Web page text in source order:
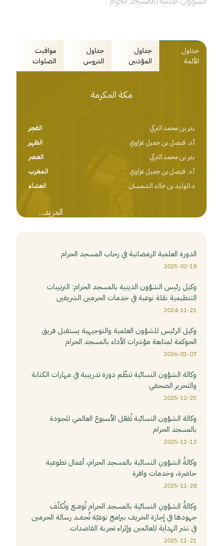
جداول
الأئمة
جداول
المؤذنين
جداول
الدروس
مواقيت
الصلوات
مكة المكرمة
بدر بن محمد التركي
الفجر
أ.د. فيصل بن جميل غزاوي
الظهر
بدر بن محمد التركي
العصر
أ.د. فيصل بن جميل غزاوي
المغرب
د.الوليد بن خالد الشمسان
العشاء
المزيد...
⁧‫الدورة العلمية الرمضانية‬⁩ في رحاب ⁧‫المسجد الحرام‬⁩
2025-02-18
وكيل رئيس الشؤون الدينية بالمسجد الحرام: الترتيبات
التنظيمية نقلة نوعية في خدمات الحرمين الشريفين
2024-11-21
وكيل الرئيس للشؤون العلمية والتوجيهية يستقبل فريق
الحوكمة لمتابعة مؤشرات الأداء بالمسجد الحرام
2026-01-07
وكالة الشؤون النسائية تنظّم دورة تدريبية في مهارات الكتابة
والتحرير الصحفي
2025-12-25
وكالة الشؤون النسائية تُفعّل الأسبوع العالمي للجودة
بالمسجد الحرام
2025-11-13
وكالةُ الشؤونِ النسائية بالمسجد الحرام، أعمال تطوعية
حاضرة، وخدمات وافرة
2025-11-28
وكالةُ الشؤونِ النسائية بالمسجد الحرام تُوسّع وتُكثّف
جهودها في إجازة الخريف ببرامج نوعيّة تُجسّد رسالة الحرمين
في نشر الهداية للعالمين وإثراء تجربة القاصدات.
2025-11-21